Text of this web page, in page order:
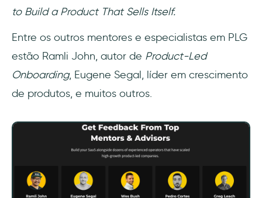
to Build a Product That Sells Itself.
Entre os outros mentores e especialistas em PLG
estão Ramli John, autor de Product-Led
Onboarding, Eugene Segal, líder em crescimento
de produtos, e muitos outros.